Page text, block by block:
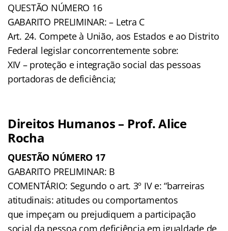
QUESTÃO NÚMERO 16
GABARITO PRELIMINAR: – Letra C
Art. 24. Compete à União, aos Estados e ao Distrito
Federal legislar concorrentemente sobre:
XIV – proteção e integração social das pessoas
portadoras de deficiência;
Direitos Humanos – Prof. Alice
Rocha
QUESTÃO NÚMERO 17
GABARITO PRELIMINAR: B
COMENTÁRIO: Segundo o art. 3º IV e: “barreiras
atitudinais: atitudes ou comportamentos
que impeçam ou prejudiquem a participação
social da pessoa com deficiência em igualdade de